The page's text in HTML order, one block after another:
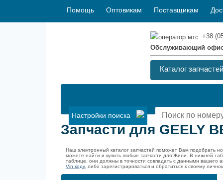
Помощь Оптовикам Поставщикам
+38
Обслуживающий
Каталог запчастей
Настройки поиска
Запчасти для GEELY
Наш электронный каталог запчастей поможет Вам подобрать
можете найти и купить любые запчасти для Жили. В нижней
таблице, они должны в точности совпадать с данными вашего
Vin коду, либо зарегистрироваться и обратиться к своему